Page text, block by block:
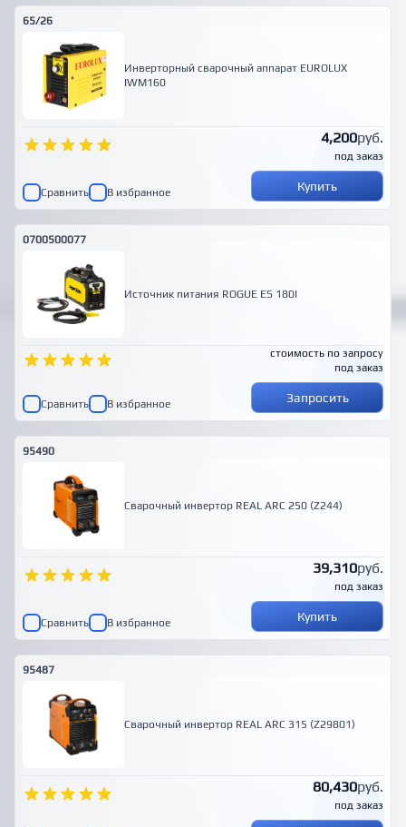
65/26
Инверторный сварочный аппарат EUROLUX
IWM160
4,200руб.
под заказ
Сравнить В избранное Купить
0700500077
Источник питания ROGUE ES 180I
стоимость по запросу
под заказ
Сравнить В избранное Запросить
95490
Сварочный инвертор REAL ARC 250 (Z244)
39,310руб.
под заказ
Сравнить В избранное Купить
95487
Сварочный инвертор REAL ARC 315 (Z29801)
80,430руб.
под заказ